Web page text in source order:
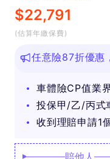
$22,791
(估算年繳保費)
任意險87折優惠
車體險CP值業
投保甲/乙/丙式
收到理賠申請1
賠他人